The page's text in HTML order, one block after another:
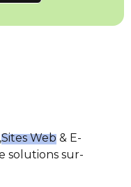
,Sites Web & E-
solutions sur-